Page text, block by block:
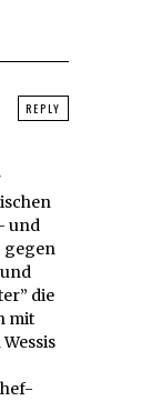
und
gegen
die
mit
REPLY